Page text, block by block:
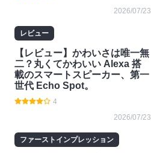
2026/07/23
レビュー
【レビュー】かわいさは唯一無
二？丸くてかわいい Alexa 搭
載のスマートスピーカー、第一
世代 Echo Spot。
4
2026/07/23
ファーストインプレッション